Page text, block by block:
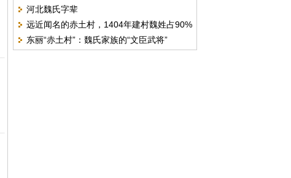
河北魏氏字辈
远近闻名的赤土村，1404年建村魏姓占90%
以上。（现天津市东丽区华明街）
东丽“赤土村”：魏氏家族的“文臣武将”